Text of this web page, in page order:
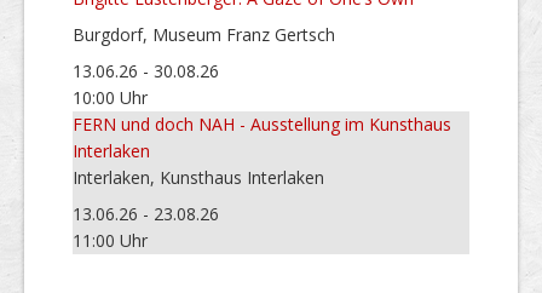
Burgdorf, Museum Franz Gertsch
13.06.26 - 30.08.26
10:00 Uhr
FERN und doch NAH - Ausstellung im Kunsthaus
Interlaken
Interlaken, Kunsthaus Interlaken
13.06.26 - 23.08.26
11:00 Uhr